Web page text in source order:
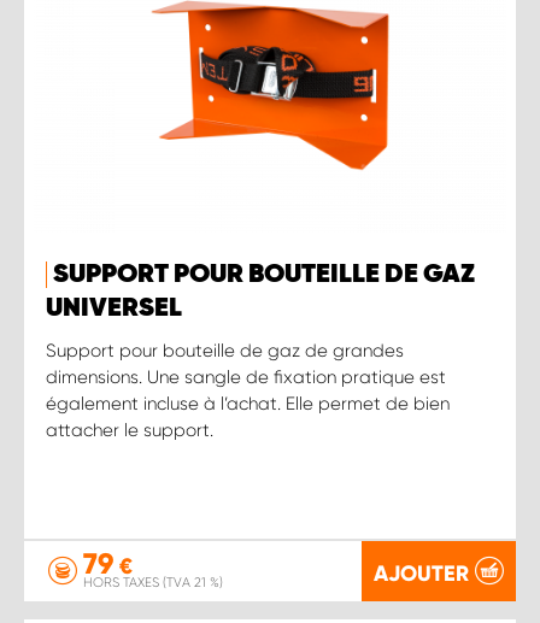
SUPPORT POUR BOUTEILLE DE GAZ
UNIVERSEL
Support pour bouteille de gaz de grandes
dimensions. Une sangle de fixation pratique est
également incluse à l’achat. Elle permet de bien
attacher le support.
79 €
HORS TAXES (TVA 21 %) AJOUTER